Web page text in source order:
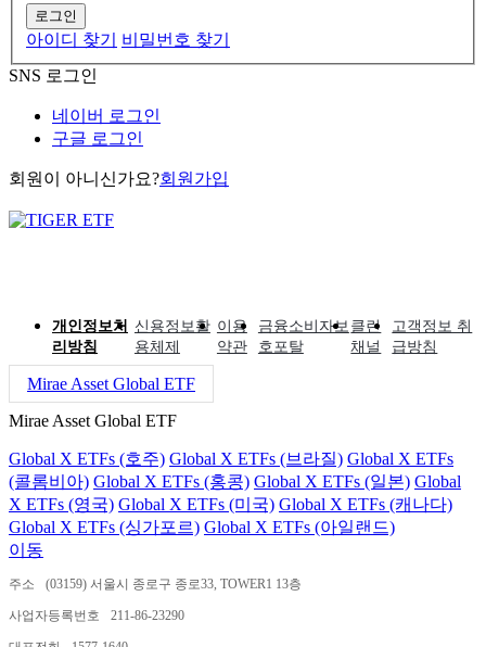
로그인
아이디 찾기
비밀번호 찾기
SNS 로그인
네이버 로그인
구글 로그인
회원이 아니신가요?회원가입
개인정보처
리방침
신용정보활
용체제
이용
약관
금융소비자보
호포탈
클린
채널
고객정보 취
급방침
Mirae Asset Global ETF
Mirae Asset Global ETF
Global X ETFs (호주) Global X ETFs (브라질) Global X ETFs
(콜롬비아) Global X ETFs (홍콩) Global X ETFs (일본) Global
X ETFs (영국) Global X ETFs (미국) Global X ETFs (캐나다)
Global X ETFs (싱가포르) Global X ETFs (아일랜드)
이동
주소 (03159) 서울시 종로구 종로33, TOWER1 13층
사업자등록번호 211-86-23290